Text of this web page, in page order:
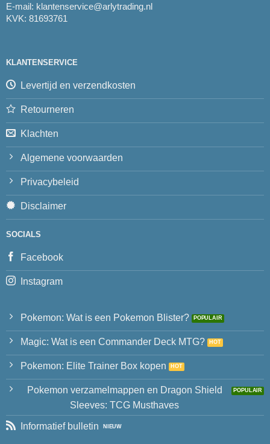
E-mail: klantenservice@arlytrading.nl
KVK: 81693761
KLANTENSERVICE
Levertijd en verzendkosten
Retourneren
Klachten
Algemene voorwaarden
Privacybeleid
Disclaimer
SOCIALS
Facebook
Instagram
Pokemon: Wat is een Pokemon Blister?
Magic: Wat is een Commander Deck MTG?
Pokemon: Elite Trainer Box kopen
Pokemon verzamelmappen en Dragon Shield
Sleeves: TCG Musthaves
Informatief bulletin